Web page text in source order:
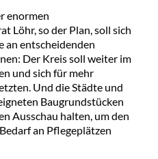
enormen
Löhr, so der Plan, soll sich
an entscheidenden
Der Kreis soll weiter im
und sich für mehr
Und die Städte und
Baugrundstücken
Ausschau halten, um den
an Pflegeplätzen